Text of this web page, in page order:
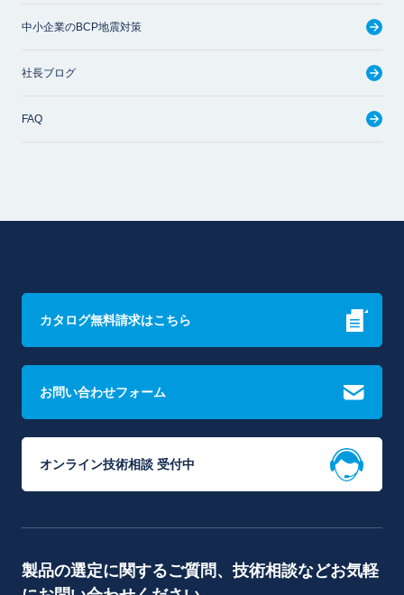
中小企業のBCP地震対策
社長ブログ
FAQ
カタログ無料請求はこちら
お問い合わせフォーム
オンライン技術相談 受付中
製品の選定に関するご質問、技術相談などお気軽